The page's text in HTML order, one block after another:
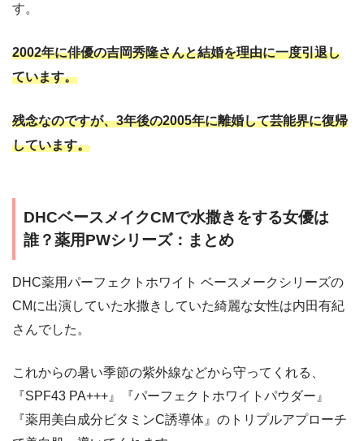
す。
2002年に俳優の吉岡秀隆さんと結婚を理由に一度引退し
ています。
残念なのですが、3年後の2005年に離婚して芸能界に復帰
しています。
DHCベースメイクCMで水撒きをする女優は
誰？薬用PWシリーズ：まとめ
DHC薬用パーフェクトホワイト ベースメークシリーズの
CMに出演していた水撒きしていた綺麗な女性は内田有紀
さんでした。
これからの暑い季節の紫外線などから守ってくれる、
『SPF43 PA+++』『パーフェクトホワイトパウダー』
『薬用美白成分ビタミンC誘導体』のトリプルアプローチ